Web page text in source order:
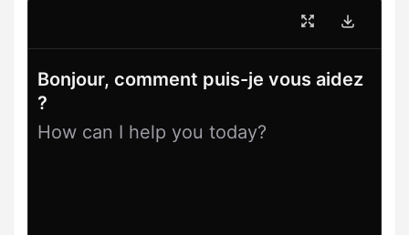
Bonjour, comment puis-je vous aidez
?
How can I help you today?